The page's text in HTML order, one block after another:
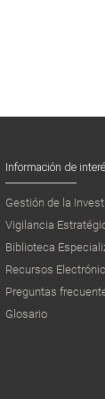
Información de
Gestión de la
Vigilancia
Biblioteca
Recursos
Preguntas
Glosario